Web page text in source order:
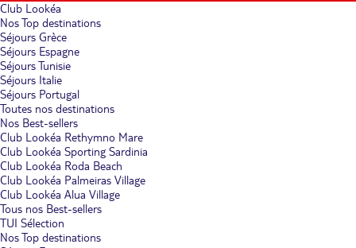
Club Lookéa
Nos Top destinations
Séjours Grèce
Séjours Espagne
Séjours Tunisie
Séjours Italie
Séjours Portugal
Toutes nos destinations
Nos Best-sellers
Club Lookéa Rethymno Mare
Club Lookéa Sporting Sardinia
Club Lookéa Roda Beach
Club Lookéa Palmeiras Village
Club Lookéa Alua Village
Tous nos Best-sellers
TUI Sélection
Nos Top destinations